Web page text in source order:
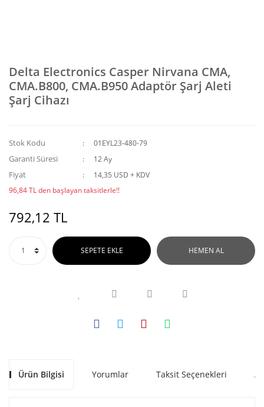
Delta Electronics Casper Nirvana CMA,
CMA.B800, CMA.B950 Adaptör Şarj Aleti
Şarj Cihazı
Stok Kodu 01EYL23-480-79
Garanti Süresi 12 Ay
Fiyat
14,35 USD + KDV
96,84 TL den başlayan taksitlerle!!
792,12 TL
SEPETE EKLE HEMEN AL
Ürün Bilgisi Yorumlar Taksit Seçenekleri